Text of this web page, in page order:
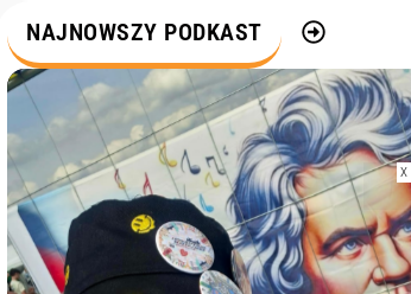
m
NAJNOWSZY PODKAST
X